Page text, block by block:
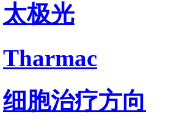
太极光
Tharmac
细胞治疗方向